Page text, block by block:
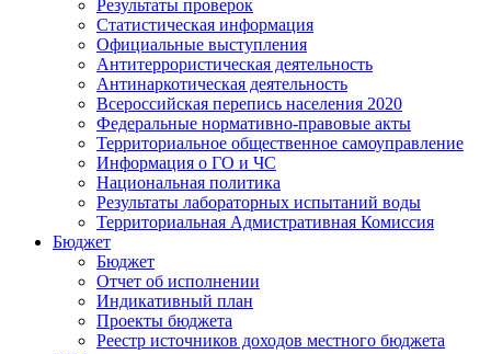
Результаты проверок
Статистическая информация
Официальные выступления
Антитеррористическая деятельность
Антинаркотическая деятельность
Всероссийская перепись населения 2020
Федеральные нормативно-правовые акты
Территориальное общественное самоуправление
Информация о ГО и ЧС
Национальная политика
Результаты лабораторных испытаний воды
Территориальная Адмистративная Комиссия
Бюджет
Бюджет
Отчет об исполнении
Индикативный план
Проекты бюджета
Реестр источников доходов местного бюджета